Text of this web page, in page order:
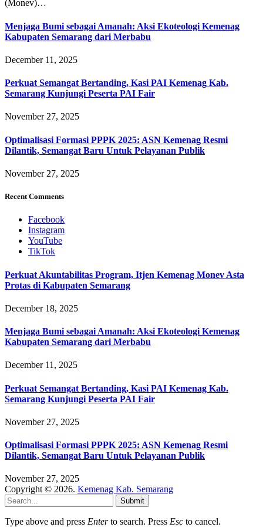
(Monev)…
Menjaga Bumi sebagai Amanah: Aksi Ekoteologi Kemenag
Kabupaten Semarang dari Merbabu
December 11, 2025
Perkuat Semangat Bertanding, Kasi PAI Kemenag Kab.
Semarang Kunjungi Peserta PAI Fair
November 27, 2025
Optimalisasi Formasi PPPK 2025: ASN Kemenag Resmi
Dilantik, Semangat Baru Untuk Pelayanan Publik
November 27, 2025
Recent Comments
Facebook
Instagram
YouTube
TikTok
Perkuat Akuntabilitas Program, Itjen Kemenag Monev Asta
Protas di Kabupaten Semarang
December 18, 2025
Menjaga Bumi sebagai Amanah: Aksi Ekoteologi Kemenag
Kabupaten Semarang dari Merbabu
December 11, 2025
Perkuat Semangat Bertanding, Kasi PAI Kemenag Kab.
Semarang Kunjungi Peserta PAI Fair
November 27, 2025
Optimalisasi Formasi PPPK 2025: ASN Kemenag Resmi
Dilantik, Semangat Baru Untuk Pelayanan Publik
November 27, 2025
Copyright © 2026. Kemenag Kab. Semarang
Submit
Type above and press Enterto search. Press Esc to cancel.